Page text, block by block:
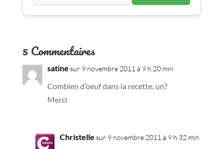
5 Commentaires
satine sur 9 novembre 2011 à 9 h 20 min
Combien d’oeuf dans la recette, un?
Merci
Christelle sur 9 novembre 2011 à 9 h 32 min